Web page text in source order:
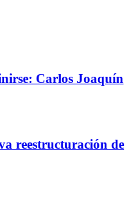
Carlos Joaquín
reestructuración de